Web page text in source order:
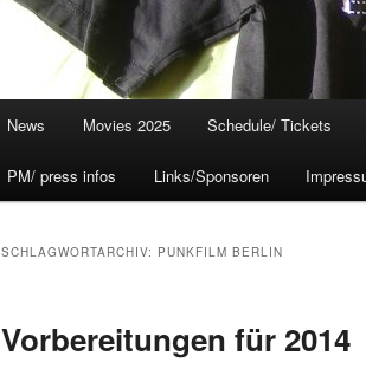
News Movies 2025 Schedule/ Tickets
PM/ press infos Links/Sponsoren
SCHLAGWORTARCHIV: PUNKFILM BERLIN
Vorbereitungen für 2014